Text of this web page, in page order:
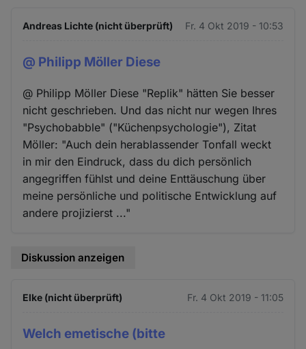
Andreas Lichte (nicht überprüft) Fr. 4 Okt 2019 - 10:53
@ Philipp Möller Diese
@ Philipp Möller Diese "Replik" hätten Sie besser
nicht geschrieben. Und das nicht nur wegen Ihres
"Psychobabble" ("Küchenpsychologie"), Zitat
Möller: "Auch dein herablassender Tonfall weckt
in mir den Eindruck, dass du dich persönlich
angegriffen fühlst und deine Enttäuschung über
meine persönliche und politische Entwicklung auf
andere projizierst ..."
Diskussion anzeigen
Elke (nicht überprüft) Fr. 4 Okt 2019 - 11:05
Welch emetische (bitte